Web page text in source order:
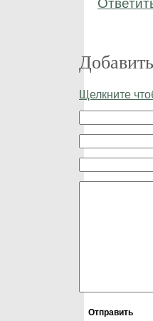
Щелкните